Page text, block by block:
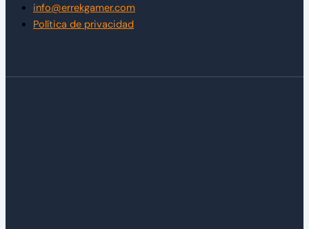
info@errekgamer.com
Política de privacidad